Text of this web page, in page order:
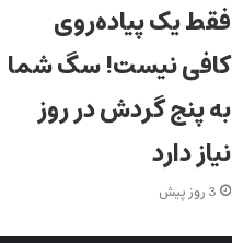
فقط یک پیاده‌روی
کافی نیست! سگ شما
به پنج گردش در روز
نیاز دارد
3 روز پیش